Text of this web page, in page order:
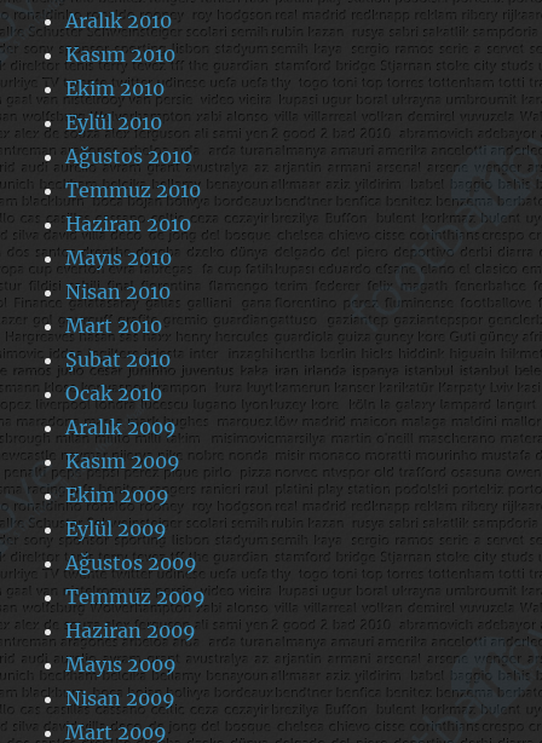
Aralık 2010
Kasım 2010
Ekim 2010
Eylül 2010
Ağustos 2010
Temmuz 2010
Haziran 2010
Mayıs 2010
Nisan 2010
Mart 2010
Şubat 2010
Ocak 2010
Aralık 2009
Kasım 2009
Ekim 2009
Eylül 2009
Ağustos 2009
Temmuz 2009
Haziran 2009
Mayıs 2009
Nisan 2009
Mart 2009